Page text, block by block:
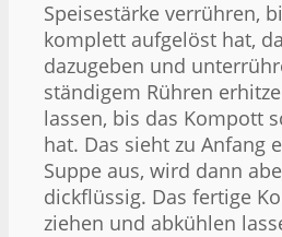
Speisestärke verrühren,
komplett aufgelöst hat,
dazugeben und
ständigem Rühren
lassen, bis das Kompott
hat. Das sieht zu Anfang
Suppe aus, wird dann
dickflüssig. Das fertige
ziehen und abkühlen